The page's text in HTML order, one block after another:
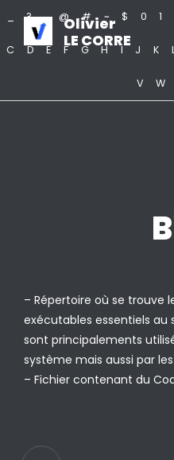
Olivier
LE CORRE
? . @ # ~ $ 0 1
C D E F G H I J K L
V W
– Répertoire où se trouve
exécutables essentiels au
sont principalements
système mais aussi par
– Fichier contenant du